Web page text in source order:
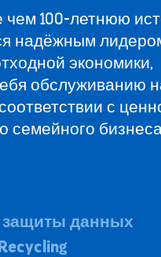
чем 100-летнюю
надёжным
экономики,
обслуживанию
с
семейного
данных